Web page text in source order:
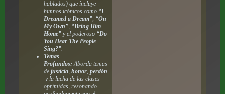
hablados) que incluye
himnos icónicos como “I
Dreamed a Dream”, “On
My Own”, “Bring Him
Home”y el poderoso “Do
You Hear The People
Sing?”.
Temas
Profundos: Aborda temas
de justicia, honor, perdón
y la lucha de las clases
oprimidas, resonando